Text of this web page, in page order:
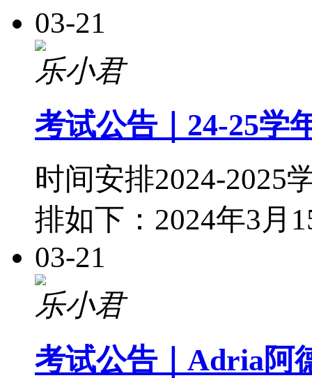
03-21
乐小君
考试公告｜24-25学
时间安排2024-2025
排如下：2024年3月
03-21
乐小君
考试公告｜Adria阿